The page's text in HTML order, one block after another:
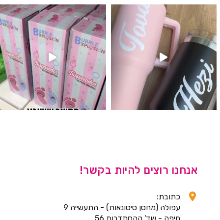
מטף לגילוי מין העובר חזר למלא
אנחנו רוצים להיות בקשר!
כתובת:
עפולה (מחסן סיטונאות) - התעשייה 9